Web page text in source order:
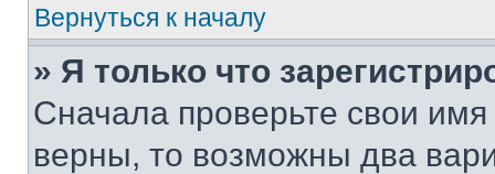
Вернуться к началу
» Я только что
Сначала проверьте свои
верны, то возможны два